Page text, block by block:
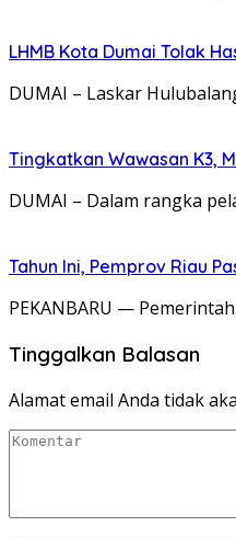
LHMB Kota Dumai Tolak
DUMAI – Laskar
Tingkatkan Wawasan K3,
DUMAI – Dalam rangka
Tahun Ini, Pemprov Riau
PEKANBARU —
Tinggalkan Balasan
Alamat email Anda tidak